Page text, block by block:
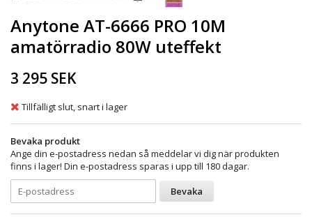
Anytone AT-6666 PRO 10M
amatörradio 80W uteffekt
3 295 SEK
Tillfälligt slut, snart i lager
Bevaka produkt
Ange din e-postadress nedan så meddelar vi dig när produkten
finns i lager! Din e-postadress sparas i upp till 180 dagar.
Bevaka